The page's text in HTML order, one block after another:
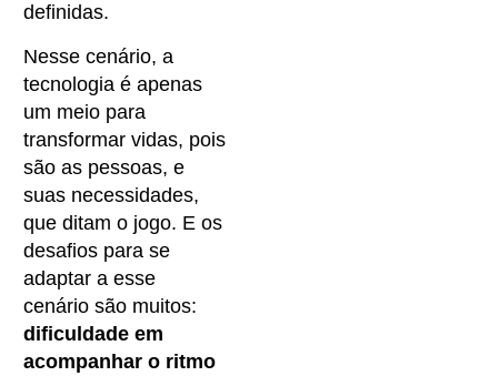
definidas.
Nesse cenário, a
tecnologia é apenas
um meio para
transformar vidas, pois
são as pessoas, e
suas necessidades,
que ditam o jogo. E os
desafios para se
adaptar a esse
cenário são muitos:
dificuldade em
acompanhar o ritmo